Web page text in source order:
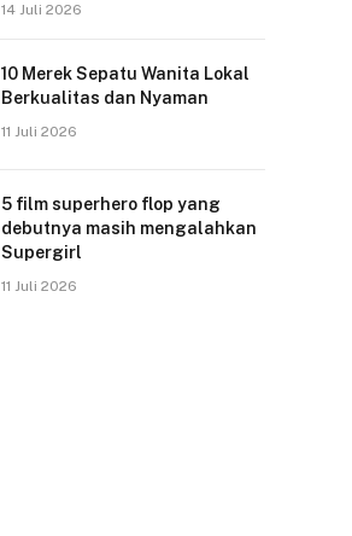
14 Juli 2026
10 Merek Sepatu Wanita Lokal
Berkualitas dan Nyaman
11 Juli 2026
5 film superhero flop yang
debutnya masih mengalahkan
Supergirl
11 Juli 2026